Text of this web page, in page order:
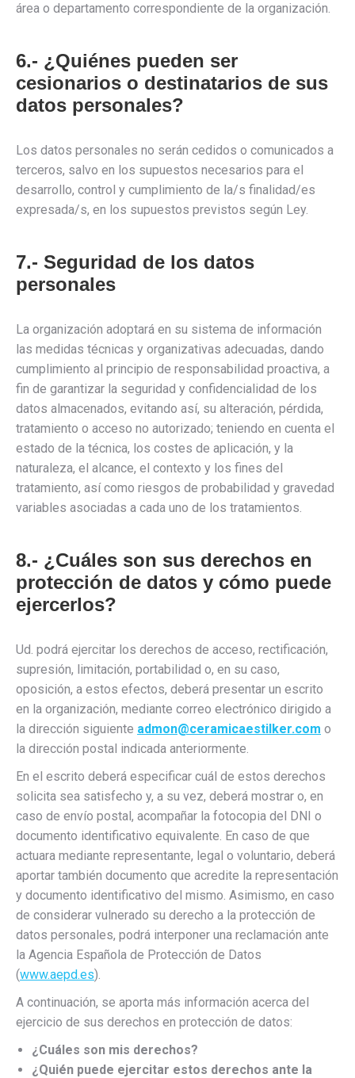
área o departamento correspondiente de la organización.
6.- ¿Quiénes pueden ser
cesionarios o destinatarios de sus
datos personales?
Los datos personales no serán cedidos o comunicados a
terceros, salvo en los supuestos necesarios para el
desarrollo, control y cumplimiento de la/s finalidad/es
expresada/s, en los supuestos previstos según Ley.
7.- Seguridad de los datos
personales
La organización adoptará en su sistema de información
las medidas técnicas y organizativas adecuadas, dando
cumplimiento al principio de responsabilidad proactiva, a
fin de garantizar la seguridad y confidencialidad de los
datos almacenados, evitando así, su alteración, pérdida,
tratamiento o acceso no autorizado; teniendo en cuenta el
estado de la técnica, los costes de aplicación, y la
naturaleza, el alcance, el contexto y los fines del
tratamiento, así como riesgos de probabilidad y gravedad
variables asociadas a cada uno de los tratamientos.
8.- ¿Cuáles son sus derechos en
protección de datos y cómo puede
ejercerlos?
Ud. podrá ejercitar los derechos de acceso, rectificación,
supresión, limitación, portabilidad o, en su caso,
oposición, a estos efectos, deberá presentar un escrito
en la organización, mediante correo electrónico dirigido a
la dirección siguiente admon@ceramicaestilker.com o
la dirección postal indicada anteriormente.
En el escrito deberá especificar cuál de estos derechos
solicita sea satisfecho y, a su vez, deberá mostrar o, en
caso de envío postal, acompañar la fotocopia del DNI o
documento identificativo equivalente. En caso de que
actuara mediante representante, legal o voluntario, deberá
aportar también documento que acredite la representación
y documento identificativo del mismo. Asimismo, en caso
de considerar vulnerado su derecho a la protección de
datos personales, podrá interponer una reclamación ante
la Agencia Española de Protección de Datos
(www.aepd.es).
A continuación, se aporta más información acerca del
ejercicio de sus derechos en protección de datos:
¿Cuáles son mis derechos?
¿Quién puede ejercitar estos derechos ante la